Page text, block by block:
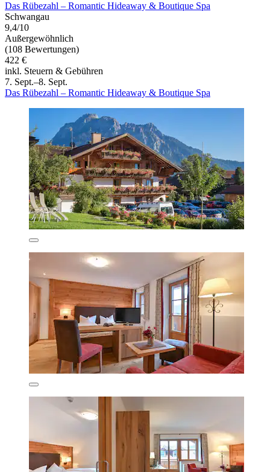
Das Rübezahl – Romantic Hideaway & Boutique Spa
Schwangau
9,4/10
Außergewöhnlich
(108 Bewertungen)
422 €
inkl. Steuern & Gebühren
7. Sept.–8. Sept.
Das Rübezahl – Romantic Hideaway & Boutique Spa